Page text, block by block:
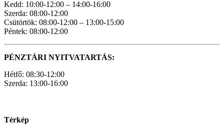
Kedd: 10:00-12:00 – 14:00-16:00
Szerda: 08:00-12:00
Csütörtök: 08:00-12:00 – 13:00-15:00
Péntek: 08:00-12:00
PÉNZTÁRI NYITVATARTÁS:
Hétfő: 08:30-12:00
Szerda: 13:00-16:00
Térkép